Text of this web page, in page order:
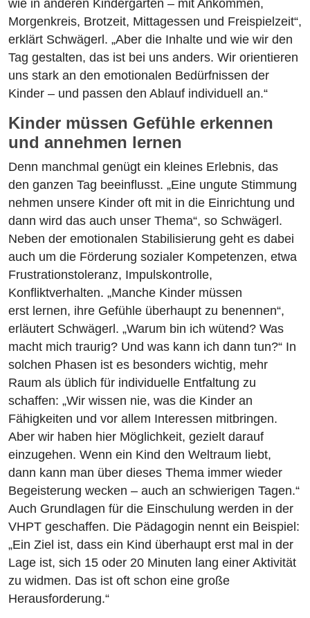
wie in anderen Kindergärten – mit Ankommen,
Morgenkreis, Brotzeit, Mittagessen und Freispielzeit“,
erklärt Schwägerl. „Aber die Inhalte und wie wir den
Tag gestalten, das ist bei uns anders. Wir orientieren
uns stark an den emotionalen Bedürfnissen der
Kinder – und passen den Ablauf individuell an.“
Kinder müssen Gefühle erkennen
und annehmen lernen
Denn manchmal genügt ein kleines Erlebnis, das
den ganzen Tag beeinflusst. „Eine ungute Stimmung
nehmen unsere Kinder oft mit in die Einrichtung und
dann wird das auch unser Thema“, so Schwägerl.
Neben der emotionalen Stabilisierung geht es dabei
auch um die Förderung sozialer Kompetenzen, etwa
Frustrationstoleranz, Impulskontrolle,
Konfliktverhalten. „Manche Kinder müssen
erst lernen, ihre Gefühle überhaupt zu benennen“,
erläutert Schwägerl. „Warum bin ich wütend? Was
macht mich traurig? Und was kann ich dann tun?“ In
solchen Phasen ist es besonders wichtig, mehr
Raum als üblich für individuelle Entfaltung zu
schaffen: „Wir wissen nie, was die Kinder an
Fähigkeiten und vor allem Interessen mitbringen.
Aber wir haben hier Möglichkeit, gezielt darauf
einzugehen. Wenn ein Kind den Weltraum liebt,
dann kann man über dieses Thema immer wieder
Begeisterung wecken – auch an schwierigen Tagen.“
Auch Grundlagen für die Einschulung werden in der
VHPT geschaffen. Die Pädagogin nennt ein Beispiel:
„Ein Ziel ist, dass ein Kind überhaupt erst mal in der
Lage ist, sich 15 oder 20 Minuten lang einer Aktivität
zu widmen. Das ist oft schon eine große
Herausforderung.“